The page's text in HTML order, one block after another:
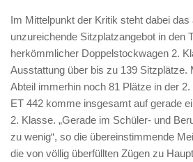
Im Mittelpunkt der Kritik steht dabei
unzureichende Sitzplatzangebot in den
herkömmlicher Doppelstockwagen 2.
Ausstattung über bis zu 139 Sitzplätze.
Abteil immerhin noch 81 Plätze in der
ET 442 komme insgesamt auf gerade
2. Klasse. „Gerade im Schüler- und
zu wenig“, so die übereinstimmende
die von völlig überfüllten Zügen zu